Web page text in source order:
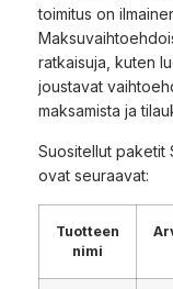
toimitus on
ratkaisuja, kuten
joustavat
maksamista ja
Suositellut paketit
ovat seuraavat:
Tuotteen
nimi